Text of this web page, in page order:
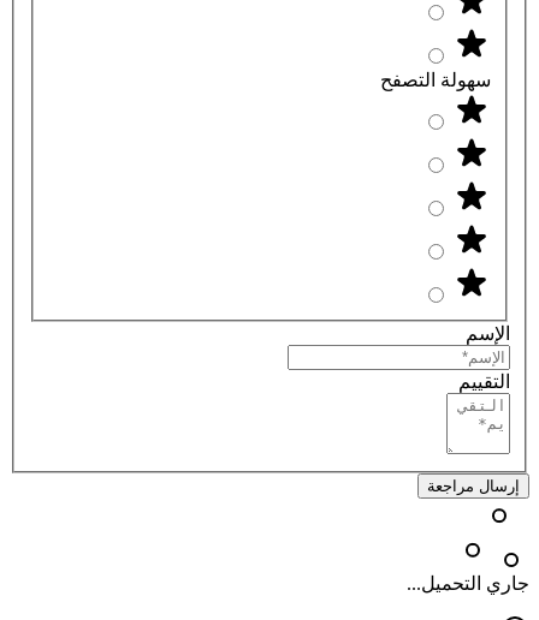
سهولة التصفح
الإسم
التقييم
إرسال مراجعة
جاري التحميل...